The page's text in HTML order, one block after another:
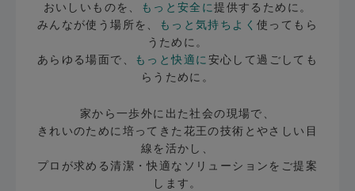
おいしいものを、 もっと安全に提供するために。
みんなが使う場所を、
もっと気持ちよく使ってもら
うために。
あらゆる場面で、
もっと快適に安心して過ごしても
らうために。
家から一歩外に出た社会の現場で、
きれいのために培ってきた花王の技術とやさしい目
線を活かし、
プロが求める清潔・快適なソリューションをご提案
します。